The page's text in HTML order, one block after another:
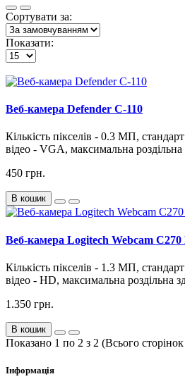
Сортувати за:
Показати:
Веб-камера Defender C-110
Кількість пікселів - 0.3 МП, стандарт
відео - VGA, максимальна роздільна
450 грн.
В кошик
Веб-камера Logitech Webcam C270
Кількість пікселів - 1.3 МП, стандарт
відео - HD, максимальна роздільна
1.350 грн.
В кошик
Показано 1 по 2 з 2 (Всього
Інформація